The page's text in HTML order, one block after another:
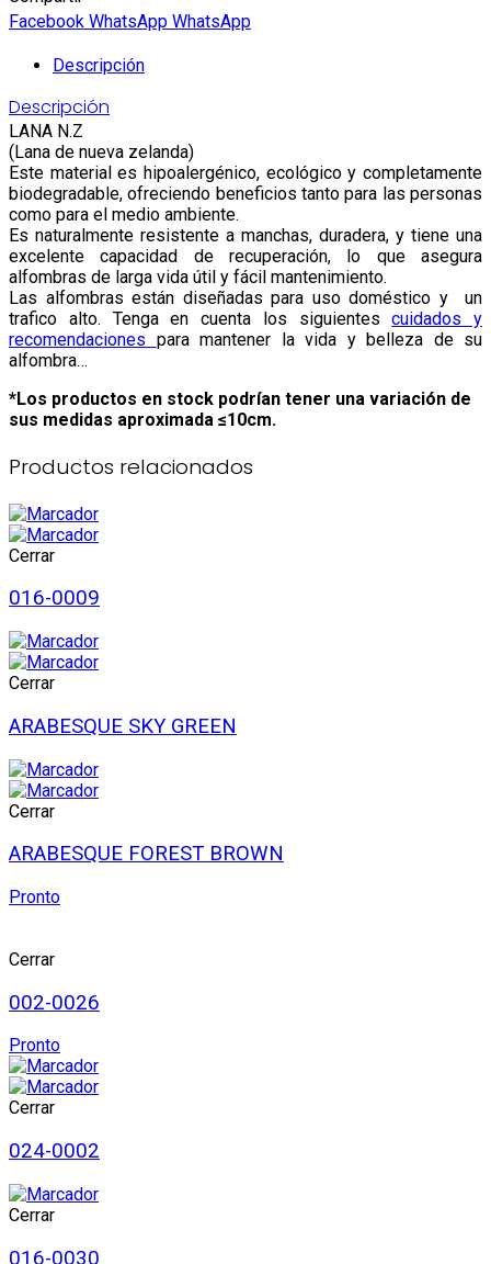
Facebook WhatsApp WhatsApp
Descripción
Descripción
LANA N.Z
(Lana de nueva zelanda)
Este material es hipoalergénico, ecológico y completamente
biodegradable, ofreciendo beneficios tanto para las personas
como para el medio ambiente.
Es naturalmente resistente a manchas, duradera, y tiene una
excelente capacidad de recuperación, lo que asegura
alfombras de larga vida útil y fácil mantenimiento.
Las alfombras están diseñadas para uso doméstico y un
trafico alto. Tenga en cuenta los siguientescuidados y
recomendaciones para mantener la vida y belleza de su
alfombra…
*Los productos en stock podrían tener una variación de
sus medidas aproximada ≤10cm.
Productos relacionados
Cerrar
016-0009
Cerrar
ARABESQUE SKY GREEN
Cerrar
ARABESQUE FOREST BROWN
Pronto
Cerrar
002-0026
Pronto
Cerrar
024-0002
Cerrar
016-0030